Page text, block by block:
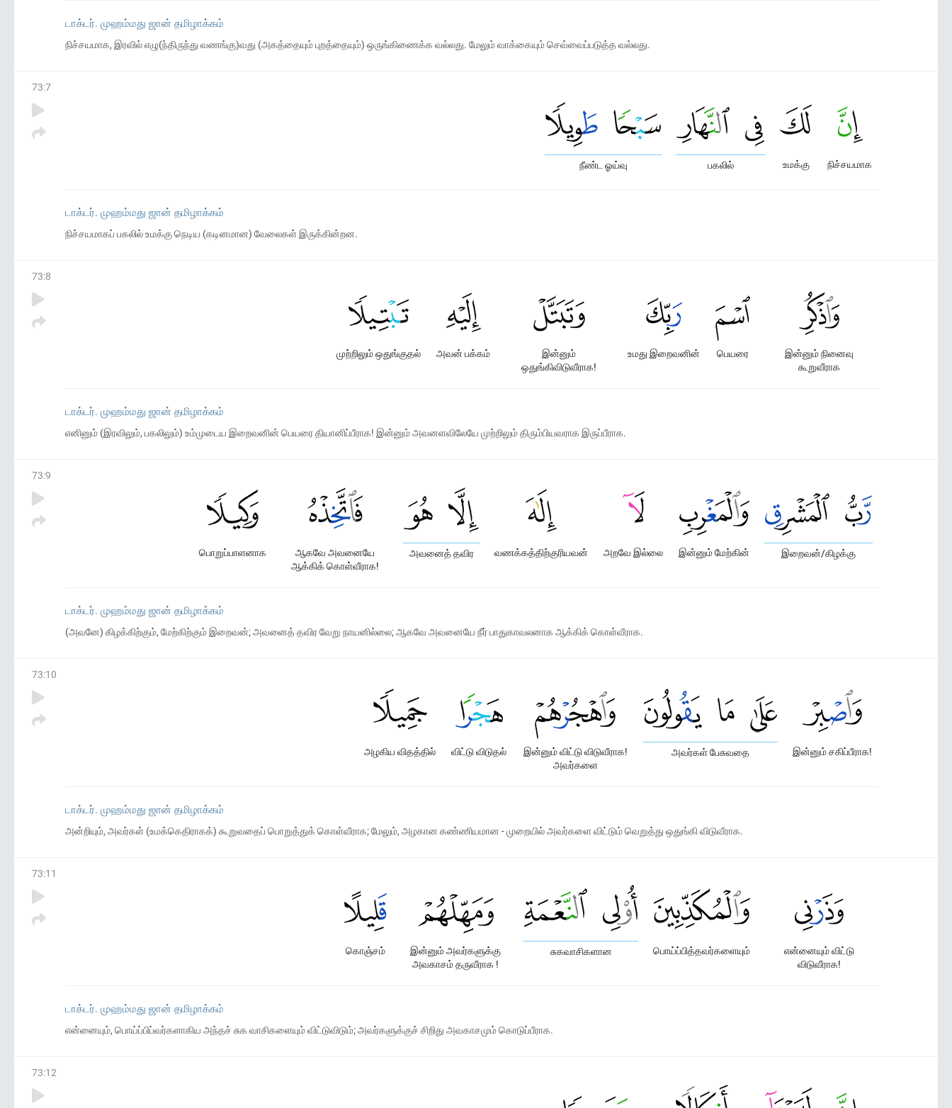
டாக்டர். முஹம்மது ஜான் தமிழாக்கம்
நிச்சயமாக, இரவில் எழு(ந்திருந்து வணங்கு)வது (அகத்தையும் புறத்தையும்) ஒருங்கிணைக்க வல்லது. மேலும் வாக்கையும் செவ்வைப்படுத்த வல்லது.
73:7
நிச்சயமாக
உமக்கு
பகலில்
நீண்ட ஓய்வு
டாக்டர். முஹம்மது ஜான் தமிழாக்கம்
நிச்சயமாகப் பகலில் உமக்கு நெடிய (கடினமான) வேலைகள் இருக்கின்றன.
73:8
இன்னும் நினைவு
கூறுவீராக
பெயரை
உமது இறைவனின்
இன்னும்
ஒதுங்கிவிடுவீராக!
அவன் பக்கம்
முற்றிலும் ஒதுங்குதல்
டாக்டர். முஹம்மது ஜான் தமிழாக்கம்
எனினும் (இரவிலும், பகலிலும்) உம்முடைய இறைவனின் பெயரை தியானிப்பீராக! இன்னும் அவனளவிலேயே முற்றிலும் திரும்பியவராக இருப்பீராக.
73:9
இறைவன்/கிழக்கு
இன்னும் மேற்கின்
அறவே இல்லை
வணக்கத்திற்குரியவன்
அவனைத் தவிர
ஆகவே அவனையே
ஆக்கிக் கொள்வீராக!
பொறுப்பாளனாக
டாக்டர். முஹம்மது ஜான் தமிழாக்கம்
(அவனே) கிழக்கிற்கும், மேற்கிற்கும் இறைவன்; அவனைத் தவிர வேறு நாயனில்லை; ஆகவே அவனையே நீர் பாதுகாவலனாக ஆக்கிக் கொள்வீராக.
73:10
இன்னும் சகிப்பீராக!
அவர்கள் பேசுவதை
இன்னும் விட்டு விடுவீராக!
அவர்களை
விட்டு விடுதல்
அழகிய விதத்தில்
டாக்டர். முஹம்மது ஜான் தமிழாக்கம்
அன்றியும், அவர்கள் (உமக்கெதிராகக்) கூறுவதைப் பொறுத்துக் கொள்வீராக; மேலும், அழகான கண்ணியமான - முறையில் அவர்களை விட்டும் வெறுத்து ஒதுங்கி விடுவீராக.
73:11
என்னையும் விட்டு
விடுவீராக!
பொய்ப்பித்தவர்களையும்
சுகவாசிகளான
இன்னும் அவர்களுக்கு
அவகாசம் தருவீராக !
கொஞ்சம்
டாக்டர். முஹம்மது ஜான் தமிழாக்கம்
என்னையும், பொய்ப்பிப்வர்களாகிய அந்தச் சுக வாசிகளையும் விட்டுவிடும்; அவர்களுக்குச் சிறிது அவகாசமும் கொடுப்பீராக.
73:12